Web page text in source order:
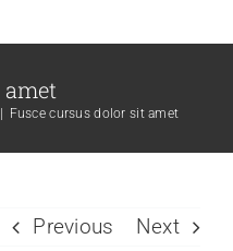
Fusce cursus dolor sit amet
Previous Next